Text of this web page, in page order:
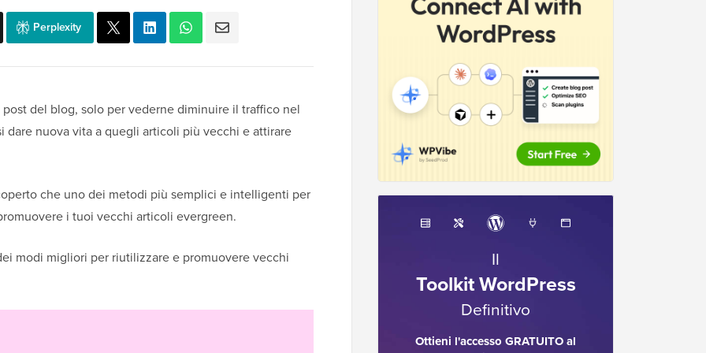
Perplexity
del blog, solo per vederne diminuire il traffico nel
dare nuova vita a quegli articoli più vecchi e attirare
che uno dei metodi più semplici e intelligenti per
i tuoi vecchi articoli evergreen.
modi migliori per riutilizzare e promuovere vecchi Il
Toolkit WordPress
Definitivo
Ottieni l'accesso GRATUITO al